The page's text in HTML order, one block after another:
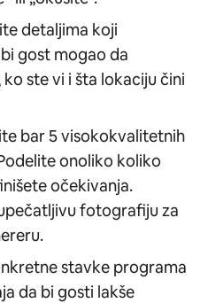
detaljima koji
gost mogao da
ste vi i šta lokaciju čini
bar 5 visokokvalitetnih
onoliko koliko
očekivanja.
fotografiju za
stavke programa
da bi gosti lakše